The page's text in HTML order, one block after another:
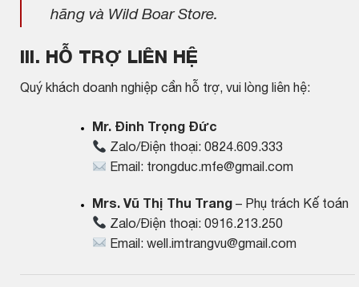
hãng và Wild Boar Store.
III. HỖ TRỢ LIÊN HỆ
Quý khách doanh nghiệp cần hỗ trợ, vui lòng liên hệ:
Mr. Đinh Trọng Đức
Zalo/Điện thoại: 0824.609.333
Email: trongduc.mfe@gmail.com
Mrs. Vũ Thị Thu Trang– Phụ trách Kế toán
Zalo/Điện thoại: 0916.213.250
Email: well.imtrangvu@gmail.com